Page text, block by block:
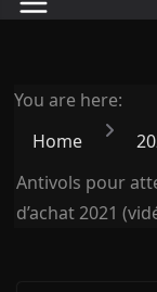
You are here:
Home
Antivols pour
d’achat 2021